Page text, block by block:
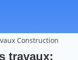
Construction
travaux: